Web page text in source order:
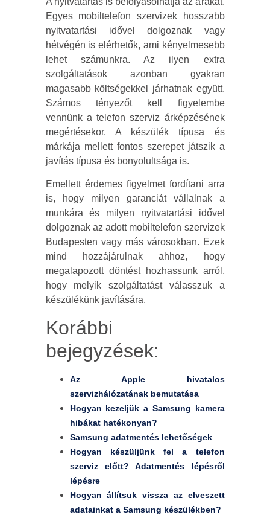
Egyes mobiltelefon szervizek hosszabb
nyitvatartási idővel dolgoznak vagy
hétvégén is elérhetők, ami kényelmesebb
lehet számunkra. Az ilyen extra
szolgáltatások azonban gyakran
magasabb költségekkel járhatnak együtt.
Számos tényezőt kell figyelembe
vennünk a telefon szerviz árképzésének
megértésekor. A készülék típusa és
márkája mellett fontos szerepet játszik a
javítás típusa és bonyolultsága is.
Emellett érdemes figyelmet fordítani arra
is, hogy milyen garanciát vállalnak a
munkára és milyen nyitvatartási idővel
dolgoznak az adott mobiltelefon szervizek
Budapesten vagy más városokban. Ezek
mind hozzájárulnak ahhoz, hogy
megalapozott döntést hozhassunk arról,
hogy melyik szolgáltatást válasszuk a
készülékünk javítására.
Korábbi
bejegyzések:
Az Apple hivatalos
szervizhálózatának bemutatása
Hogyan kezeljük a Samsung kamera
hibákat hatékonyan?
Samsung adatmentés lehetőségek
Hogyan készüljünk fel a telefon
szerviz előtt? Adatmentés lépésről
lépésre
Hogyan állítsuk vissza az elveszett
adatainkat a Samsung készülékben?